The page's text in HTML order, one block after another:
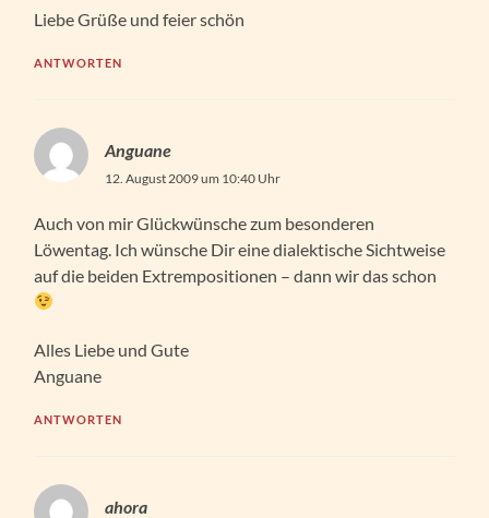
Liebe Grüße und feier schön
ANTWORTEN
Anguane
12. August 2009 um 10:40 Uhr
Auch von mir Glückwünsche zum besonderen
Löwentag. Ich wünsche Dir eine dialektische Sichtweise
auf die beiden Extrempositionen – dann wir das schon
Alles Liebe und Gute
Anguane
ANTWORTEN
ahora